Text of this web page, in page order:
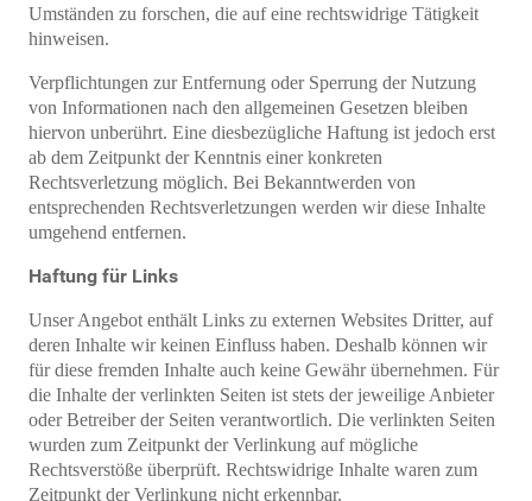
Umständen zu forschen, die auf eine rechtswidrige Tätigkeit
hinweisen.
Verpflichtungen zur Entfernung oder Sperrung der Nutzung
von Informationen nach den allgemeinen Gesetzen bleiben
hiervon unberührt. Eine diesbezügliche Haftung ist jedoch erst
ab dem Zeitpunkt der Kenntnis einer konkreten
Rechtsverletzung möglich. Bei Bekanntwerden von
entsprechenden Rechtsverletzungen werden wir diese Inhalte
umgehend entfernen.
Haftung für Links
Unser Angebot enthält Links zu externen Websites Dritter, auf
deren Inhalte wir keinen Einfluss haben. Deshalb können wir
für diese fremden Inhalte auch keine Gewähr übernehmen. Für
die Inhalte der verlinkten Seiten ist stets der jeweilige Anbieter
oder Betreiber der Seiten verantwortlich. Die verlinkten Seiten
wurden zum Zeitpunkt der Verlinkung auf mögliche
Rechtsverstöße überprüft. Rechtswidrige Inhalte waren zum
Zeitpunkt der Verlinkung nicht erkennbar.